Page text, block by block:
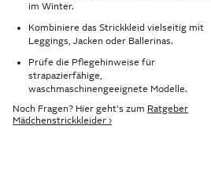
im Winter.
Kombiniere das Strickkleid vielseitig mit
Leggings, Jacken oder Ballerinas.
Prüfe die Pflegehinweise für
strapazierfähige,
waschmaschinengeeignete Modelle.
Noch Fragen? Hier geht's zum Ratgeber
Mädchenstrickkleider ›